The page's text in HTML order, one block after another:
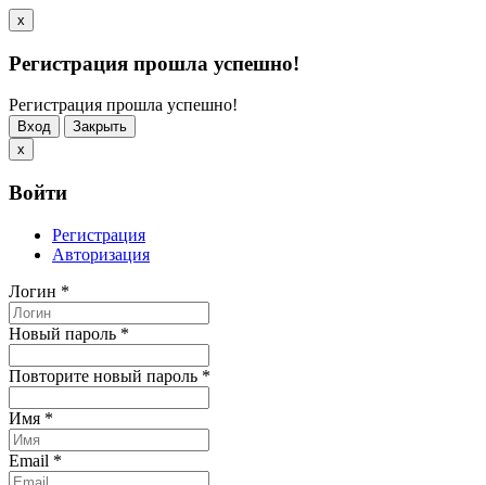
x
Регистрация прошла успешно!
Регистрация прошла успешно!
Вход
Закрыть
x
Войти
Регистрация
Авторизация
Логин *
Новый пароль *
Повторите новый пароль *
Имя *
Email *